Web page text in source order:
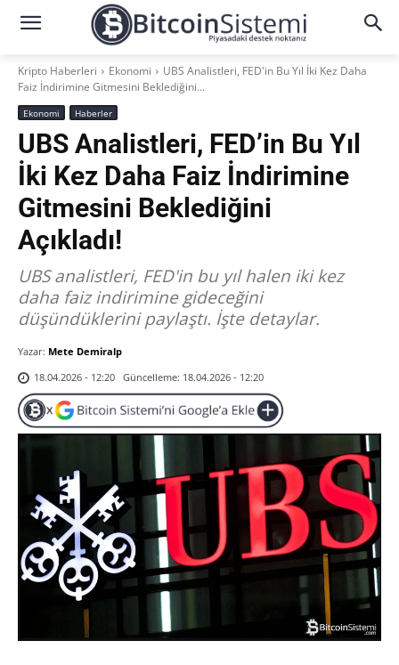
Kripto Haberleri Ekonomi
UBS Analistleri, FED'in Bu Yıl İki Kez Daha
Faiz İndirimine Gitmesini Beklediğini...
Ekonomi Haberler
UBS Analistleri, FED’in Bu Yıl
İki Kez Daha Faiz İndirimine
Gitmesini Beklediğini
Açıkladı!
UBS analistleri, FED'in bu yıl halen iki kez
daha faiz indirimine gideceğini
düşündüklerini paylaştı. İşte detaylar.
Yazar: Mete Demiralp
18.04.2026 - 12:20 Güncelleme: 18.04.2026 - 12:20